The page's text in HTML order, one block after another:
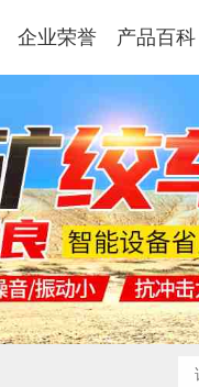
企业荣誉 产品百科